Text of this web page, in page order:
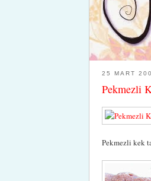
25 MART
Pekmezli
Pekmezli kek